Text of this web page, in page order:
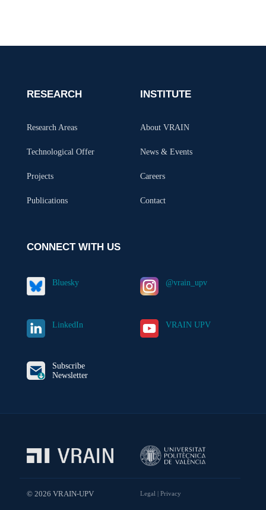
RESEARCH
Research Areas
Technological Offer
Projects
Publications
INSTITUTE
About VRAIN
News & Events
Careers
Contact
CONNECT WITH US
Bluesky @vrain_upv
LinkedIn VRAIN UPV
Subscribe
Newsletter
© 2026 VRAIN-UPV Legal Privacy